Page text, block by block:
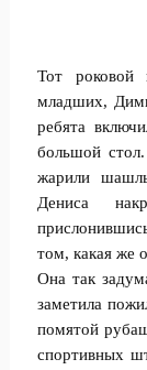
Тот
младших,
ребята
большой
жарили
Дениса
том, какая же
Она так
заметила
помятой
спортивных